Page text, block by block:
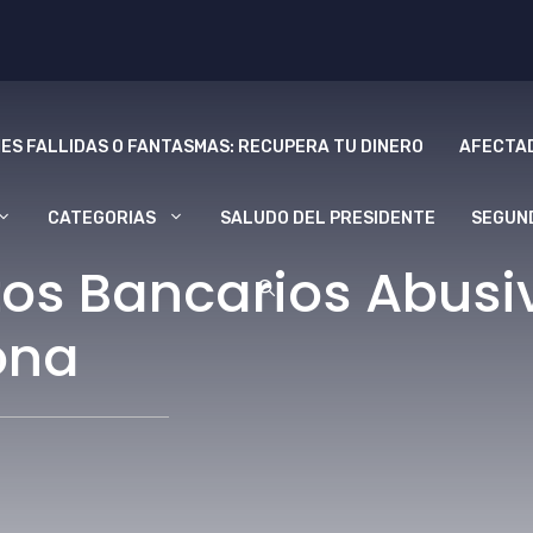
FALLIDAS O FANTASMAS: RECUPERA TU DINERO
CATEGORIAS SALUDO DEL PRESIDENTE
Bancarios